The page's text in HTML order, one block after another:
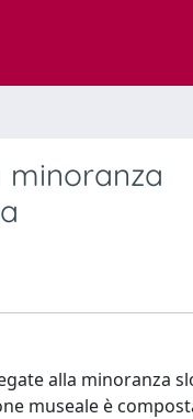
minoranza
alla minoranza
museale è